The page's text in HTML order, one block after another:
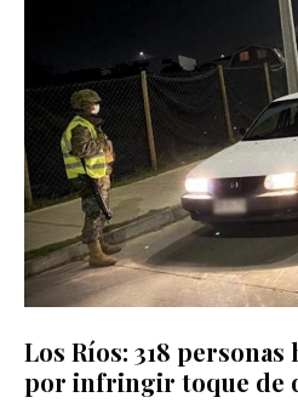
Los Ríos: 318
por infringir toque de